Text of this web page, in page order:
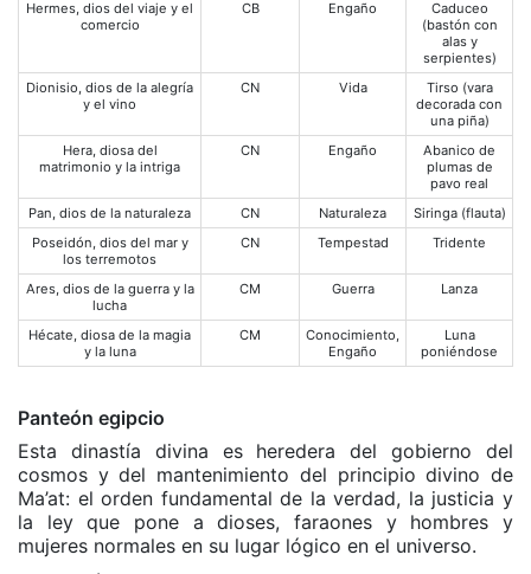
Hermes, dios del viaje y el
comercio
CB Engaño
Caduceo
(bastón con
alas y
serpientes)
Dionisio, dios de la alegría
y el vino
CN Vida
Tirso (vara
decorada con
una piña)
Hera, diosa del
matrimonio y la intriga
CN Engaño
Abanico de
plumas de
pavo real
Pan, dios de la naturaleza
CN Naturaleza
Siringa (flauta)
Poseidón, dios del mar y
los terremotos
CN Tempestad Tridente
Ares, dios de la guerra y la
lucha
CM Guerra Lanza
Hécate, diosa de la magia
y la luna
CM
Conocimiento,
Engaño
Luna
poniéndose
Panteón egipcio
Esta dinastía divina es heredera del gobierno del
cosmos y del mantenimiento del principio divino de
Ma’at: el orden fundamental de la verdad, la justicia y
la ley que pone a dioses, faraones y hombres y
mujeres normales en su lugar lógico en el universo.